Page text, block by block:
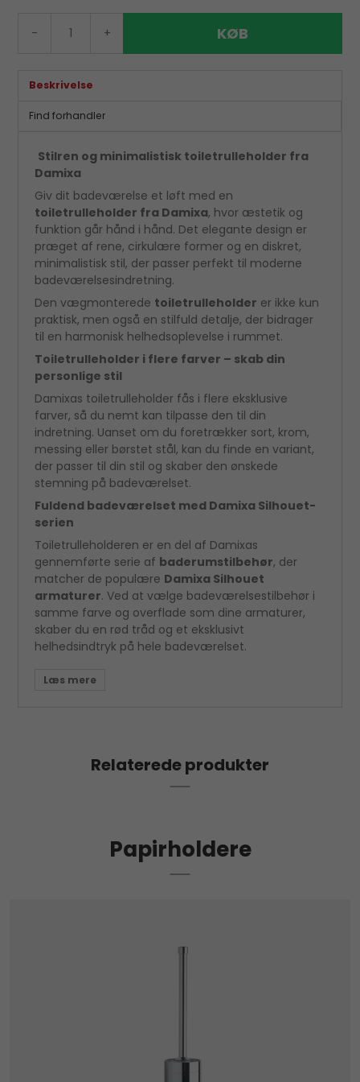
- + KØB
Beskrivelse
Find forhandler
Stilren og minimalistisk toiletrulleholder fra
Damixa
Giv dit badeværelse et løft med en
toiletrulleholder fra Damixa, hvor æstetik og
funktion går hånd i hånd. Det elegante design er
præget af rene, cirkulære former og en diskret,
minimalistisk stil, der passer perfekt til moderne
badeværelsesindretning.
Den vægmonterede toiletrulleholder er ikke kun
praktisk, men også en stilfuld detalje, der bidrager
til en harmonisk helhedsoplevelse i rummet.
Toiletrulleholder i flere farver – skab din
personlige stil
Damixas toiletrulleholder fås i flere eksklusive
farver, så du nemt kan tilpasse den til din
indretning. Uanset om du foretrækker sort, krom,
messing eller børstet stål, kan du finde en variant,
der passer til din stil og skaber den ønskede
stemning på badeværelset.
Fuldend badeværelset med Damixa Silhouet-
serien
Toiletrulleholderen er en del af Damixas
gennemførte serie af baderumstilbehør, der
matcher de populære Damixa Silhouet
armaturer. Ved at vælge badeværelsestilbehør i
samme farve og overflade som dine armaturer,
skaber du en rød tråd og et eksklusivt
helhedsindtryk på hele badeværelset.
Relaterede produkter
Papirholdere